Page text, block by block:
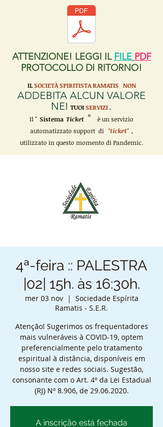
ATTENZIONE! LEGGI IL FILE PDF
PROTOCOLLO DI RITORNO!
IL SOCIETÀ SPIRITISTA RAMATIS NON
ADDEBITA ALCUN VALORE
NEI TUOI SERVIZI.
Il " Sistema Ticket "
è un servizio
automatizzato support di
"ticket" ,
utilizzato in questo momento di Pandemic.
4ª-feira :: PALESTRA
|02| 15h. às 16:30h.
mer 03 nov
  |
Sociedade Espírita
Ramatis - S.E.R.
Atenção! Sugerimos os frequentadores
mais vulneráveis à COVID-19, optem
preferencialmente pelo tratamento
espiritual à distância, disponíveis em
nosso site e redes sociais. Sugestão,
consonante com o Art. 4º da Lei Estadual
(RJ) Nº 8.906, de 29.06.2020.
A inscrição está fechada